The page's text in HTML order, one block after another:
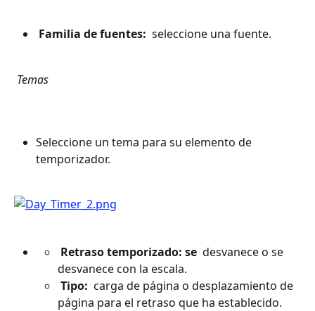
Familia de fuentes: seleccione una fuente.
Temas
Seleccione un tema para su elemento de
temporizador.
Retraso temporizado: se desvanece o se
desvanece con la escala.
Tipo: carga de página o desplazamiento de
página para el retraso que ha establecido.